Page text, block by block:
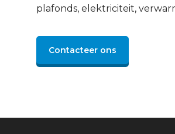
plafonds, elektriciteit,
Contacteer ons